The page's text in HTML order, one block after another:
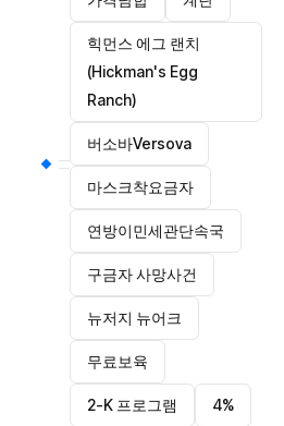
힉먼스 에그 랜치
(Hickman's Egg
Ranch)
버소바Versova
마스크착요금자
연방이민세관단속국
구금자 사망사건
뉴저지 뉴어크
무료보육
2-K 프로그램 4%